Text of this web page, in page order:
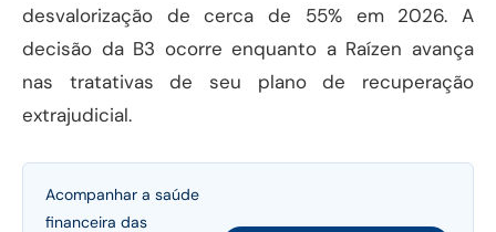
desvalorização de cerca de 55% em 2026. A
decisão da B3 ocorre enquanto a Raízen avança
nas tratativas de seu plano de recuperação
extrajudicial.
Acompanhar a saúde
financeira das